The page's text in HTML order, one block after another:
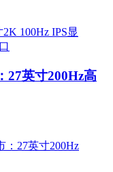
27英寸200Hz高